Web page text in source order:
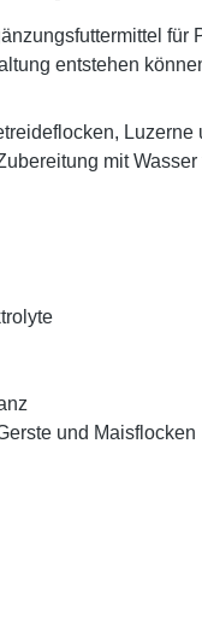
entstehen
mit
und Maisflocken